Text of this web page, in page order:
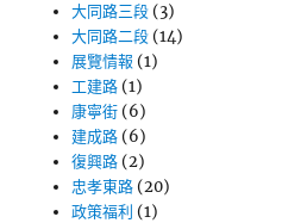
大同路三段 (3)
大同路二段 (14)
展覽情報 (1)
工建路 (1)
康寧街 (6)
建成路 (6)
復興路 (2)
忠孝東路 (20)
政策福利 (1)